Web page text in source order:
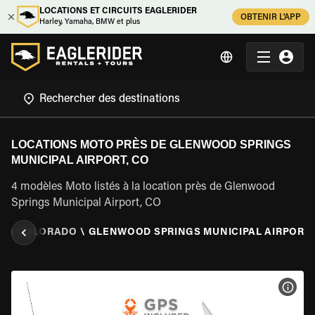
LOCATIONS ET CIRCUITS EAGLERIDER
Harley, Yamaha, BMW et plus
OBTENIR L'APP
LOCATIONS MOTO PRÈS DE GLENWOOD SPRINGS
MUNICIPAL AIRPORT, CO
4 modèles Moto listés à la location près de Glenwood
Springs Municipal Airport, CO
\ COLORADO \ GLENWOOD SPRINGS MUNICIPAL AIRPORT,